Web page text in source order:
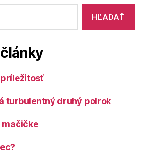
príležitosť
turbulentný druhý polrok
mačičke